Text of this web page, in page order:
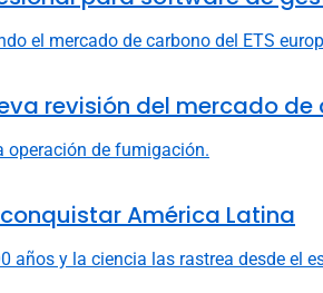
revisión del mercado de
América Latina